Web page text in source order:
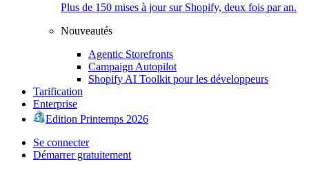
Plus de 150 mises à jour sur Shopify, deux fois par an.
Nouveautés
Agentic Storefronts
Campaign Autopilot
Shopify AI Toolkit pour les développeurs
Tarification
Enterprise
Edition Printemps 2026
Se connecter
Démarrer gratuitement